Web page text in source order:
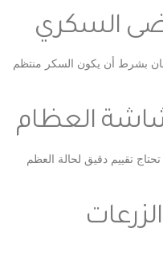
السكري
بشرط أن يكون السكر منتظم
العظام
تقييم دقيق لحالة العظم